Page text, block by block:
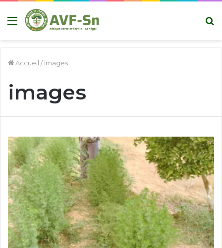
Menu
Accueil / images
images